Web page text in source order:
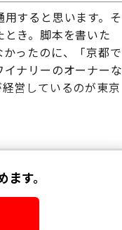
すると思います。そ
き。脚本を書いた
ったのに、「京都で
ナリーのオーナーな
営しているのが東京